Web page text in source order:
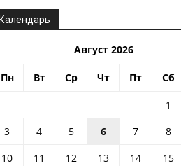
Август 2026
Пн Вт Ср Чт Пт Сб
1
3
4 5 6 7 8
10
11 12 13 14 15